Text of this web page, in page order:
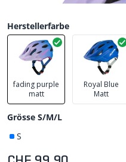
Herstellerfarbe
fading purple
matt
Royal Blue
Matt
Grösse S/M/L
S